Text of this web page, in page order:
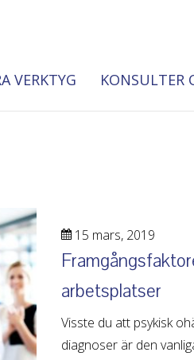
VERKTYG KONSULTER
15 mars, 2019
arbetsplatser
Visste du att psykisk
diagnoser är den